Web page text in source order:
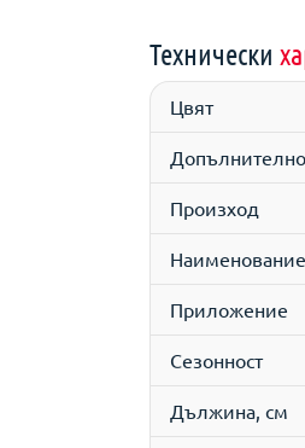
Технически
Цвят
Произход
Наименование
Приложение
Сезонност
Дължина, см